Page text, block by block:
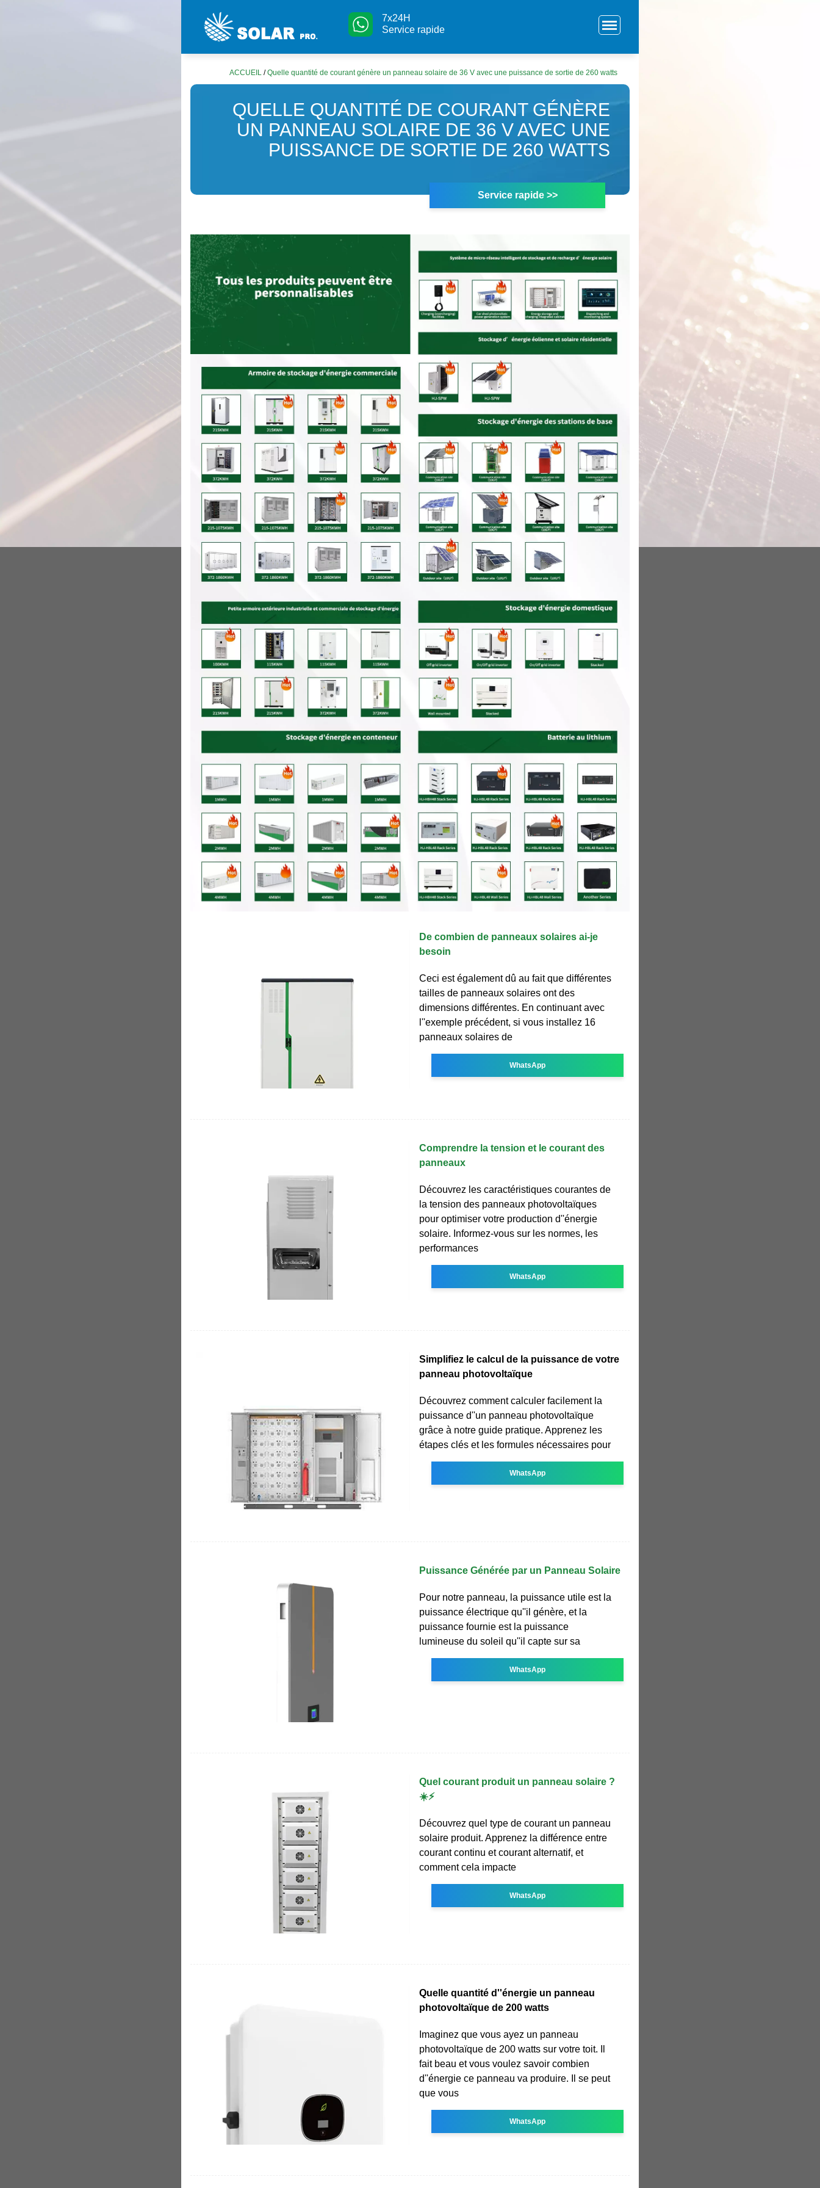
7x24H
Service rapide
ACCUEIL /Quelle quantité de courant génère un panneau solaire de 36 V avec une puissance de sortie de 260 watts
QUELLE QUANTITÉ DE COURANT GÉNÈRE
UN PANNEAU SOLAIRE DE 36 V AVEC UNE
PUISSANCE DE SORTIE DE 260 WATTS
Service rapide >>
De combien de panneaux solaires ai-je
besoin
Ceci est également dû au fait que différentes
tailles de panneaux solaires ont des
dimensions différentes. En continuant avec
l''exemple précédent, si vous installez 16
panneaux solaires de
WhatsApp
Comprendre la tension et le courant des
panneaux
Découvrez les caractéristiques courantes de
la tension des panneaux photovoltaïques
pour optimiser votre production d''énergie
solaire. Informez-vous sur les normes, les
performances
WhatsApp
Simplifiez le calcul de la puissance de votre
panneau photovoltaïque
Découvrez comment calculer facilement la
puissance d''un panneau photovoltaïque
grâce à notre guide pratique. Apprenez les
étapes clés et les formules nécessaires pour
WhatsApp
Puissance Générée par un Panneau Solaire
Pour notre panneau, la puissance utile est la
puissance électrique qu''il génère, et la
puissance fournie est la puissance
lumineuse du soleil qu''il capte sur sa
WhatsApp
Quel courant produit un panneau solaire ?
☀️⚡
Découvrez quel type de courant un panneau
solaire produit. Apprenez la différence entre
courant continu et courant alternatif, et
comment cela impacte
WhatsApp
Quelle quantité d''énergie un panneau
photovoltaïque de 200 watts
Imaginez que vous ayez un panneau
photovoltaïque de 200 watts sur votre toit. Il
fait beau et vous voulez savoir combien
d''énergie ce panneau va produire. Il se peut
que vous
WhatsApp